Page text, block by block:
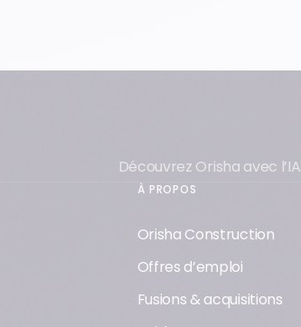
Découvrez Orisha avec l’IA
À PROPOS
Orisha Construction
Offres d’emploi
Fusions & acquisitions